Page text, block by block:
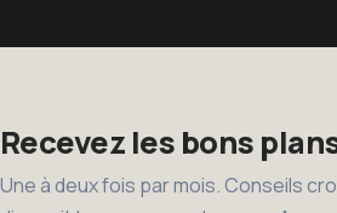
Recevez les bons
Une à deux fois par mois. Conseils